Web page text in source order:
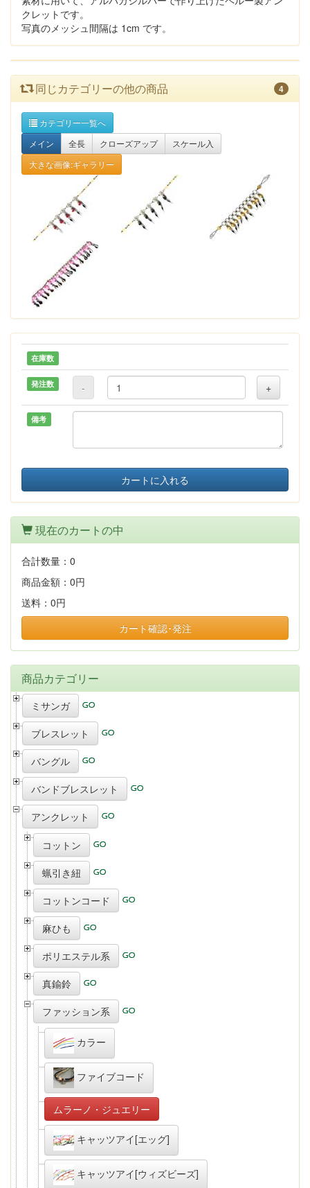
クレットです。
写真のメッシュ間隔は 1cm です。
同じカテゴリーの他の商品 4
カテゴリー一覧へ
メイン
全長 クローズアップ
スケール入
大きな画像:ギャラリー
在庫数
発注数 - +
備考
カートに入れる
現在のカートの中
合計数量： 0
商品金額： 0円
送料： 0円
カート確認･発注
商品カテゴリー
ミサンガ
ブレスレット
バングル
バンドブレスレット
アンクレット
コットン
蝋引き紐
コットンコード
麻ひも
ポリエステル系
真鍮鈴
ファッション系
カラー
ファイブコード
ムラーノ・ジュエリー
キャッツアイ[エッグ]
キャッツアイ[ウィズビーズ]